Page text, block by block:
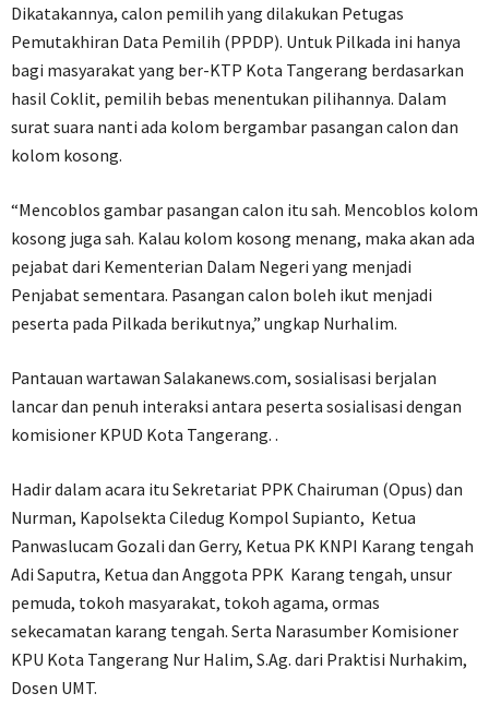
Dikatakannya, calon pemilih yang dilakukan Petugas
Pemutakhiran Data Pemilih (PPDP). Untuk Pilkada ini hanya
bagi masyarakat yang ber-KTP Kota Tangerang berdasarkan
hasil Coklit, pemilih bebas menentukan pilihannya. Dalam
surat suara nanti ada kolom bergambar pasangan calon dan
kolom kosong.
“Mencoblos gambar pasangan calon itu sah. Mencoblos kolom
kosong juga sah. Kalau kolom kosong menang, maka akan ada
pejabat dari Kementerian Dalam Negeri yang menjadi
Penjabat sementara. Pasangan calon boleh ikut menjadi
peserta pada Pilkada berikutnya,” ungkap Nurhalim.
Pantauan wartawan Salakanews.com, sosialisasi berjalan
lancar dan penuh interaksi antara peserta sosialisasi dengan
komisioner KPUD Kota Tangerang. .
Hadir dalam acara itu Sekretariat PPK Chairuman (Opus) dan
Nurman, Kapolsekta Ciledug Kompol Supianto, Ketua
Panwaslucam Gozali dan Gerry, Ketua PK KNPI Karang tengah
Adi Saputra, Ketua dan Anggota PPK Karang tengah, unsur
pemuda, tokoh masyarakat, tokoh agama, ormas
sekecamatan karang tengah. Serta Narasumber Komisioner
KPU Kota Tangerang Nur Halim, S.Ag. dari Praktisi Nurhakim,
Dosen UMT.